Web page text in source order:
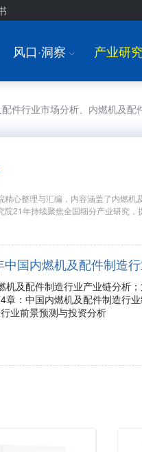
风口·洞察 I 产业研究
件行业市场分析、内燃机及配
心整理与汇编，内容涵盖了内燃
21年持续聚焦全国细分产业研究
中国内燃机及配件制造
机及配件制造行业产业链分析
章：中国内燃机及配件制造行
业前景预测与投资分析